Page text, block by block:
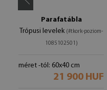
Parafatábla
Trópusi levelek (#tkork-poziom-
1085102501)
méret -tól: 60x40 cm
21 900 HUF